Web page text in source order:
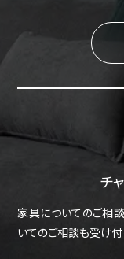
チ
家具についてのご相
いてのご相談も受け付